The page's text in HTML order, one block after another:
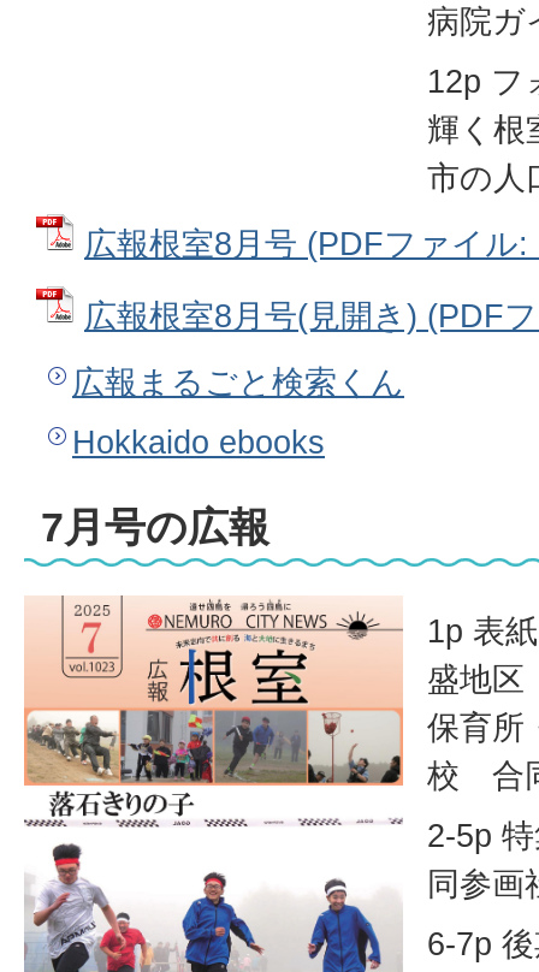
病院ガ
12p フ
輝く根
市の人
広報根室8月号 (PDFファイル:
広報根室8月号(見開き) (PDF
広報まるごと検索くん
Hokkaido ebooks
7月号の広報
1p 表
盛地
保育所
校 合
2-5p
同参画
6-7p